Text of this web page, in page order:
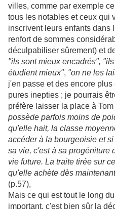
villes, comme par exemple
tous les notables et ceux qui
inscrivent leurs enfants dans
renfort de sommes
déculpabiliser sûrement) et
"ils sont mieux encadrés", "ils
étudient mieux", "on ne les
j'en passe et des encore
pures inepties ; je pourrais
préfère laisser la place à
possède parfois moins de
qu'elle hait, la classe
accéder à la bourgeoisie et
sa vie, c'est à sa progéniture
vie future. La traite tirée sur
qu'elle achète dès
(p.57),
Mais ce qui est tout le long
important, c'est bien sûr la